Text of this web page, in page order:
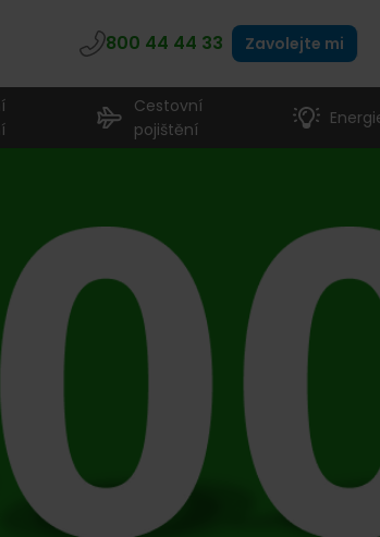
800 44 44 33 Zavolejte mi
Cestovní
pojištění